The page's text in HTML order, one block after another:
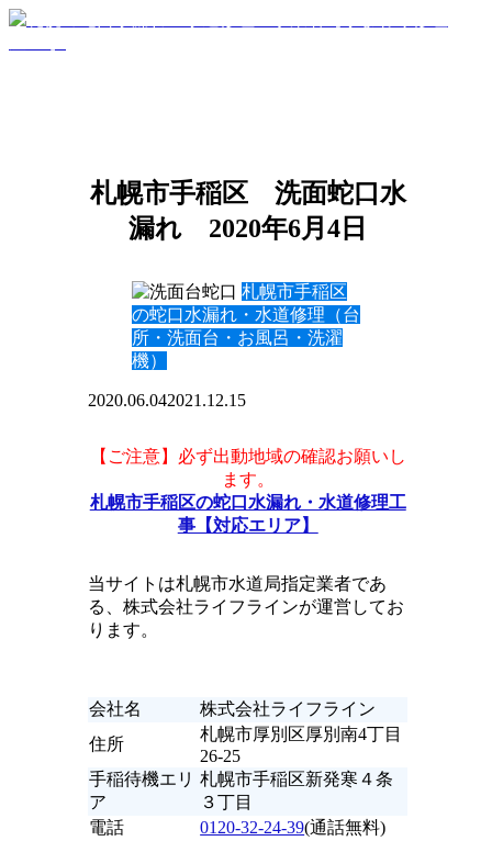
札幌市手稲区 洗面蛇口水
漏れ 2020年6月4日
札幌市手稲区
の蛇口水漏れ・水道修理（台
所・洗面台・お風呂・洗濯
機）
2020.06.042021.12.15
【ご注意】必ず出動地域の確認お願いし
ます。
札幌市手稲区の蛇口水漏れ・水道修理工
事【対応エリア】
当サイトは札幌市水道局指定業者であ
る、株式会社ライフラインが運営してお
ります。
会社名
株式会社ライフライン
住所
札幌市厚別区厚別南4丁目
26-25
手稲待機エリ
ア
札幌市手稲区新発寒４条
３丁目
電話
0120-32-24-39(通話無料)